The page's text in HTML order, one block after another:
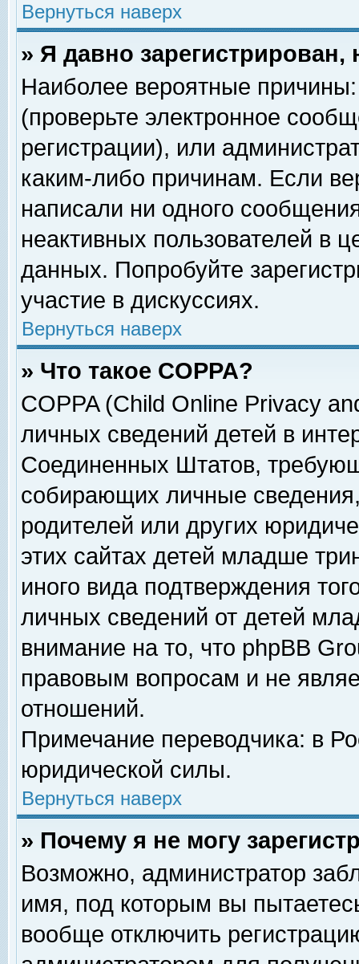
Вернуться наверх
» Я давно
Наиболее вероятные
(проверьте электронное
регистрации), или
каким-либо причинам. Если
написали ни одного
неактивных пользователей в
данных. Попробуйте
участие в дискуссиях.
Вернуться наверх
» Что такое COPPA?
COPPA (Child Online Privacy
личных сведений детей в
Соединенных Штатов,
собирающих личные
родителей или других
этих сайтах детей младше
иного вида подтверждения
личных сведений от детей
внимание на то, что phpBB
правовым вопросам и не
отношений.
Примечание переводчика: в
юридической силы.
Вернуться наверх
» Почему я не могу
Возможно, администратор
имя, под которым вы
вообще отключить